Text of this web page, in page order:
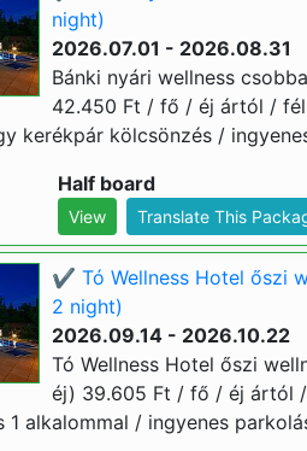
night)
2026.07.01 - 2026.08.31
Bánki nyári wellness
42.450 Ft / fő / éj ártól /
kerékpár kölcsönzés /
Half board
View Translate This
✔️ Tó Wellness Hotel őszi
2 night)
2026.09.14 - 2026.10.22
Tó Wellness Hotel őszi
éj) 39.605 Ft / fő / éj ártól
1 alkalommal / ingyenes